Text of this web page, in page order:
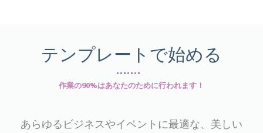
テンプレートで始める
作業の90%はあなたのために行われます！
あらゆるビジネスやイベントに最適な、美しい